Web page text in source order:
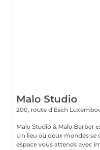
Malo Studio
200, route d'Esch
Malo Studio & Malo Barber
Un lieu où deux mondes
espace vous attends avec